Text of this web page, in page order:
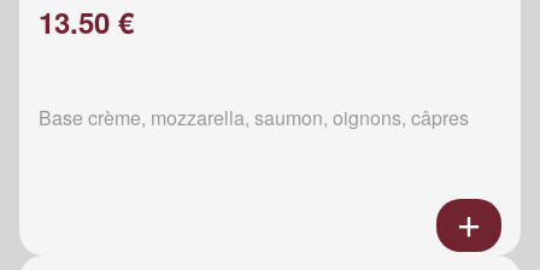
13.50 €
Base crème, mozzarella, saumon, oignons, câpres